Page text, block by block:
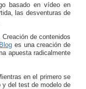
basado en vídeo en
las desventuras de
de contenidos
es una creación de
apuesta radicalmente
en el primero se
y del test de modelo de